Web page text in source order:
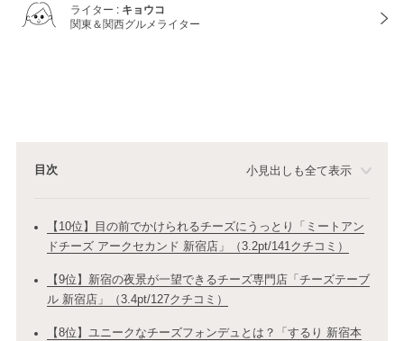
ライター : キョウコ
関東＆関西グルメライター
目次 小見出しも全て表示
【10位】目の前でかけられるチーズにうっとり「ミートアン
ドチーズ アークセカンド 新宿店」（3.2pt/141クチコミ）
【9位】新宿の夜景が一望できるチーズ専門店「チーズテーブ
ル 新宿店」（3.4pt/127クチコミ）
【8位】ユニークなチーズフォンデュとは？「するり 新宿本